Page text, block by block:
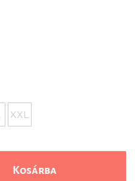
XXL
Kosárba